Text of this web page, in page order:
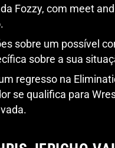
Fozzy, com meet
sobre um possível
sobre a sua
regresso na
se qualifica para